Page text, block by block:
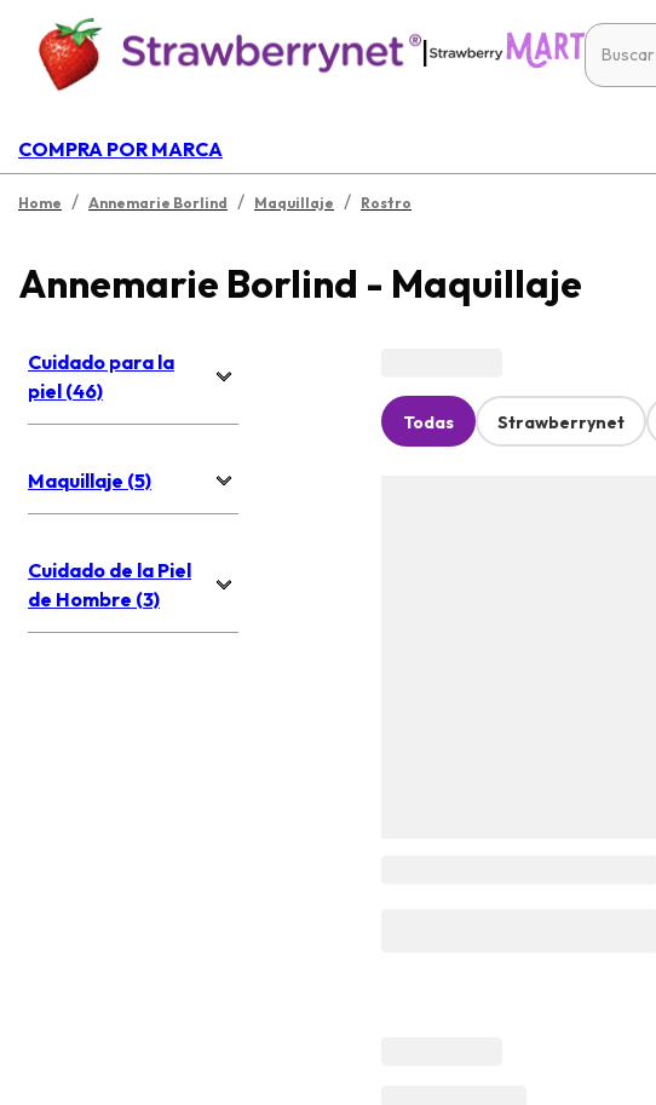
|
COMPRA POR MARCA
Home / Annemarie Borlind / Maquillaje / Rostro
Annemarie Borlind - Maquillaje
Cuidado para la
piel (46)
Maquillaje (5)
Cuidado de la Piel
de Hombre (3)
Todas Strawberrynet